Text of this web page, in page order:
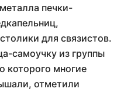
печки-
для связистов.
самоучку из группы
которого многие
отметили